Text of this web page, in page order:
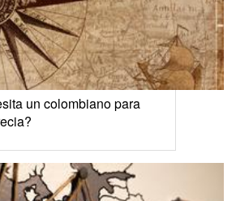
un colombiano para